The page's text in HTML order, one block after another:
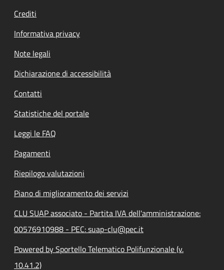
Crediti
Informativa privacy
Note legali
Dichiarazione di accessibilità
Contatti
Statistiche del portale
Leggi le FAQ
Pagamenti
Riepilogo valutazioni
Piano di miglioramento dei servizi
CLU SUAP associato - Partita IVA dell'amministrazione:
00576910988 - PEC: suap-clu@pec.it
Powered by Sportello Telematico Polifunzionale (v.
10.41.2)